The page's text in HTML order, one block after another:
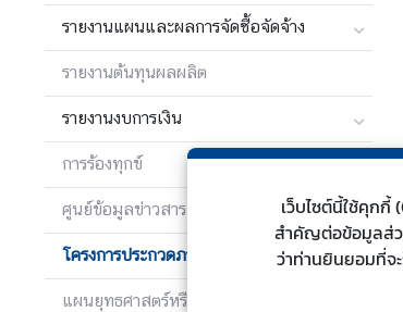
ง
ะ
ท
ศ
น
รายงานแผนและผลการจัดซื้อจัดจ้าง
รายงานต้นทุนผลผลิต
รายงานงบการเงิน
การร้องทุกข์
ศูนย์ข้อมูลข่าวสาร
โครงการประกวดภาพถ่ายไทยกับ UN
แผนยุทธศาสตร์หรือแผนพัฒนาหน่วย
เว็บไซต์นี้ใช้คุกกี้
สำคัญต่อข้อมูลส่ว
ว่าท่านยินยอมที่จ